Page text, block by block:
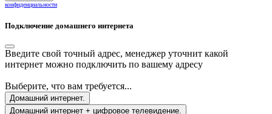
конфиденциальности
Подключение домашнего интернета
Введите свой точный адрес, менеджер уточнит какой
интернет можно подключить по вашему адресу
Выберите, что вам требуется...
Домашний интернет.
Домашний интернет + цифровое телевидение.